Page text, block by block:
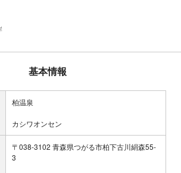
基本情報
柏温泉
カシワオンセン
〒038-3102 青森県つがる市柏下古川絹森55-
3